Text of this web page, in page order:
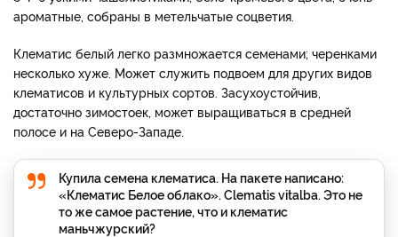
ароматные, собраны в метельчатые соцветия.
Клематис белый легко размножается семенами; черенками
несколько хуже. Может служить подвоем для других видов
клематисов и культурных сортов. Засухоустойчив,
достаточно зимостоек, может выращиваться в средней
полосе и на Северо-Западе.
Купила семена клематиса. На пакете написано:
«Клематис Белое облако». Clematis vitalba. Это не
то же самое растение, что и клематис
маньчжурский?